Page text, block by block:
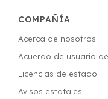
COMPAÑÍA
Acerca de nosotros
Acuerdo de usuario
Licencias de estado
Avisos estatales